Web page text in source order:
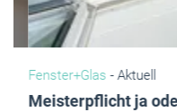
Fenster+Glas - Aktuell
Meisterpflicht ja oder